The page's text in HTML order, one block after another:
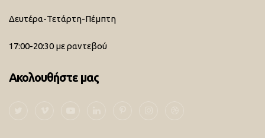
Δευτέρα-Τετάρτη-Πέμπτη
17:00-20:30 με ραντεβού
Ακολουθήστε μας